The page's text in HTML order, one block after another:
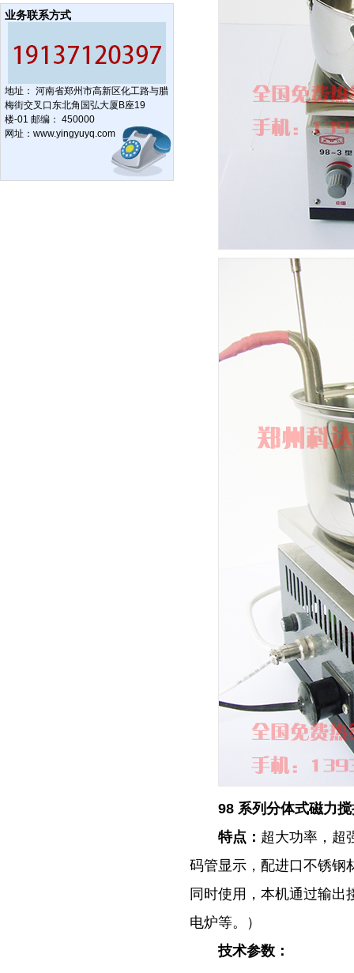
98 系列分体式磁力
特点： 超大功率，超
码管显示，配进口不锈钢
同时使用，本机通过输
电炉等。）
技术参数：
业务联系方式
地址： 河南省郑州市高新区化工路与腊
梅街交叉口东北角国弘大厦B座19
楼-01 邮编： 450000
网址： www.yingyuyq.com